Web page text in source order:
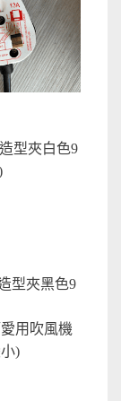
型夾白色9
型夾黑色9
用吹風機
)